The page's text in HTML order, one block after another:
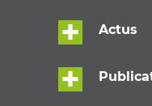
Actus